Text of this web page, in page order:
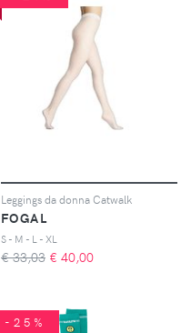
Leggings da donna Catwalk
FOGAL
S - M - L - XL
€ 33,03 € 40,00
-25%